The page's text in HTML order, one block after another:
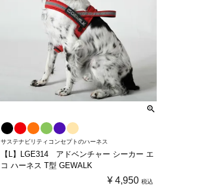
サステナビリティコンセプトのハーネス
【L】LGE314 アドベンチャー シーカー エ
コ ハーネス T型 GEWALK
¥ 4,950 税込